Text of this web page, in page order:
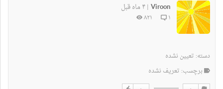
Viroon
|۴ ماه قبل
۱ ۸۲۱
دسته: تعیین نشده
برچسب: تعریف نشده